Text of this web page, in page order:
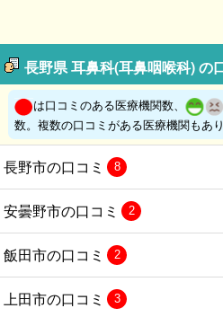
長野県 耳鼻科(耳鼻咽喉科) の
は口コミのある医療機関数、
数。複数の口コミがある医療機関もあり
長野市の口コミ 8
安曇野市の口コミ 2
飯田市の口コミ 2
上田市の口コミ 3